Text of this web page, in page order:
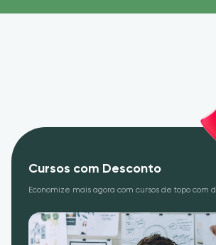
Cursos com Desconto
Economize mais agora com cursos de topo com